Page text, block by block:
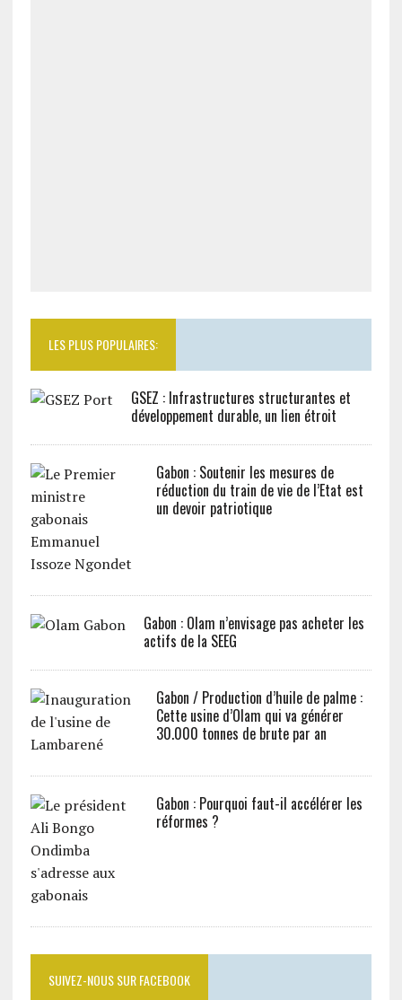
LES PLUS POPULAIRES:
GSEZ : Infrastructures structurantes et
développement durable, un lien étroit
Gabon : Soutenir les mesures de
réduction du train de vie de l’Etat est
un devoir patriotique
Gabon : Olam n’envisage pas acheter les
actifs de la SEEG
Gabon / Production d’huile de palme :
Cette usine d’Olam qui va générer
30.000 tonnes de brute par an
Gabon : Pourquoi faut-il accélérer les
réformes ?
SUIVEZ-NOUS SUR FACEBOOK